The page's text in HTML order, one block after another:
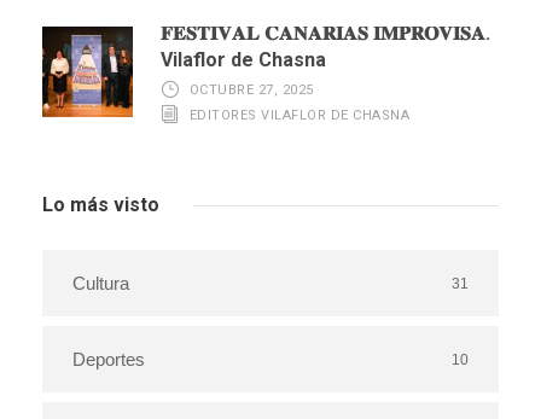
𝐅𝐄𝐒𝐓𝐈𝐕𝐀𝐋 𝐂𝐀𝐍𝐀𝐑𝐈𝐀𝐒 𝐈𝐌𝐏𝐑𝐎𝐕𝐈𝐒𝐀.
Vilaflor de Chasna
OCTUBRE 27, 2025
EDITORES VILAFLOR DE CHASNA
Lo más visto
Cultura 31
Deportes 10